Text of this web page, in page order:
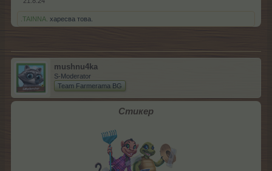
.TAINNA. харесва това.
mushnu4ka
S-Moderator
Team Farmerama BG
Стикер